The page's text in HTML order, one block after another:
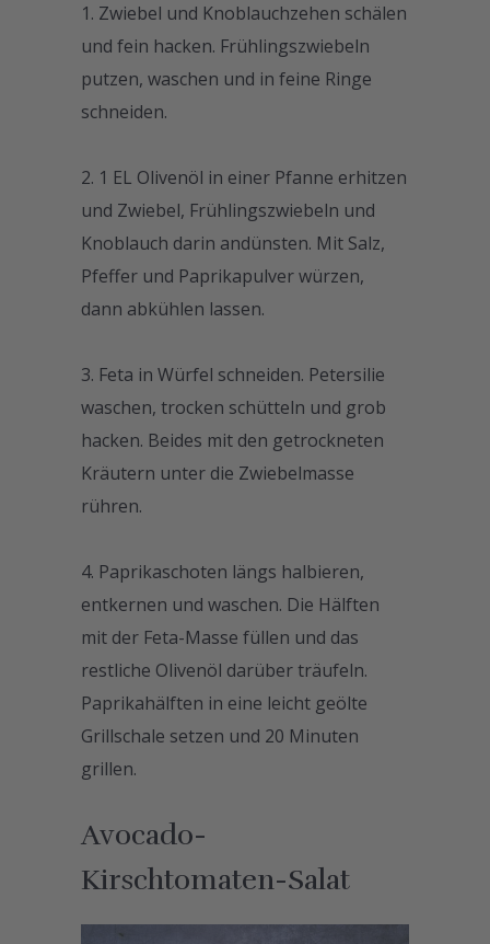
Zwiebel und Knoblauchzehen schälen
und fein hacken. Frühlingszwiebeln
putzen, waschen und in feine Ringe
schneiden.
1 EL Olivenöl in einer Pfanne erhitzen
und Zwiebel, Frühlingszwiebeln und
Knoblauch darin andünsten. Mit Salz,
Pfeffer und Paprikapulver würzen,
dann abkühlen lassen.
Feta in Würfel schneiden. Petersilie
waschen, trocken schütteln und grob
hacken. Beides mit den getrockneten
Kräutern unter die Zwiebelmasse
rühren.
Paprikaschoten längs halbieren,
entkernen und waschen. Die Hälften
mit der Feta-Masse füllen und das
restliche Olivenöl darüber träufeln.
Paprikahälften in eine leicht geölte
Grillschale setzen und 20 Minuten
grillen.
Avocado-
Kirschtomaten-Salat